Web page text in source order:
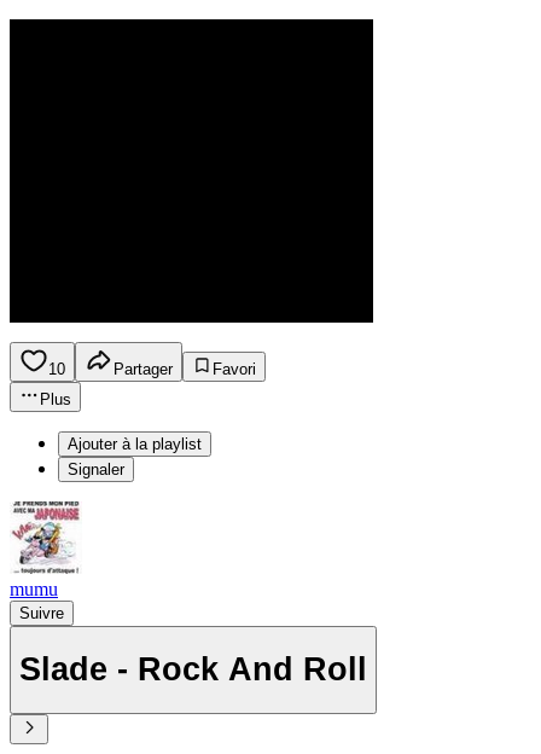
10 Partager
Favori
Plus
Ajouter à la playlist
Signaler
mumu
Suivre
Slade - Rock And Roll